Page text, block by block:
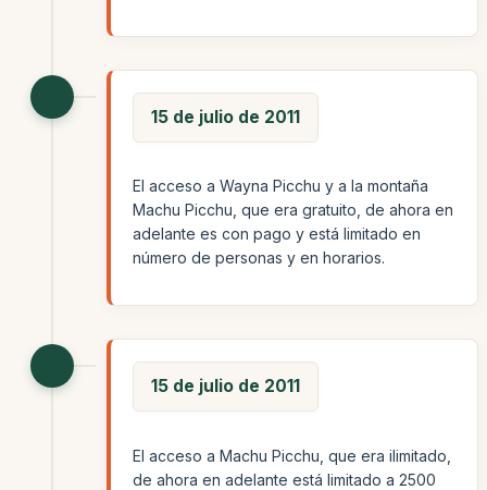
15 de julio de 2011
El acceso a Wayna Picchu y a la montaña
Machu Picchu, que era gratuito, de ahora en
adelante es con pago y está limitado en
número de personas y en horarios.
15 de julio de 2011
El acceso a Machu Picchu, que era ilimitado,
de ahora en adelante está limitado a 2500